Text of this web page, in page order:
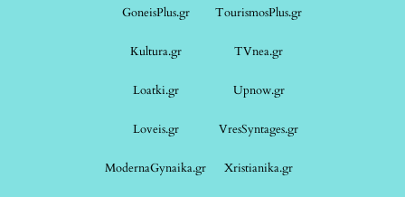
GoneisPlus.gr TourismosPlus.gr
Kultura.gr TVnea.gr
Loatki.gr Upnow.gr
Loveis.gr VresSyntages.gr
ModernaGynaika.gr Xristianika.gr